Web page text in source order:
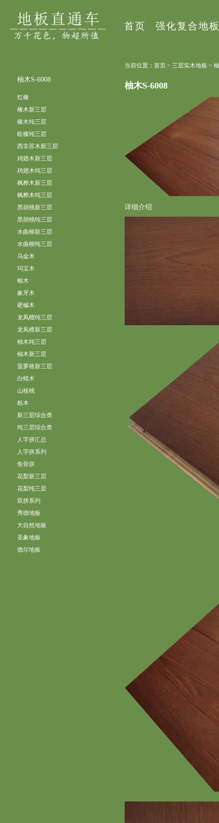
首页 强化复合地
柚木S-6008
红橡
橡木新三层
橡木纯三层
欧橡纯三层
西非苏木新三层
鸡翅木新三层
鸡翅木纯三层
枫桦木新三层
枫桦木纯三层
黑胡桃新三层
黑胡桃纯三层
水曲柳新三层
水曲柳纯三层
乌金木
玛宝木
榆木
象牙木
硬槭木
龙凤檀纯三层
龙凤檀新三层
柚木纯三层
柚木新三层
菠萝格新三层
白蜡木
山核桃
栎木
新三层综合类
纯三层综合类
人字拼汇总
人字拼系列
鱼骨拼
花梨新三层
花梨纯三层
双拼系列
秀德地板
大自然地板
圣象地板
德尔地板
当前位置：首页 > 三层实木地板 >
柚木S-6008
详细介绍